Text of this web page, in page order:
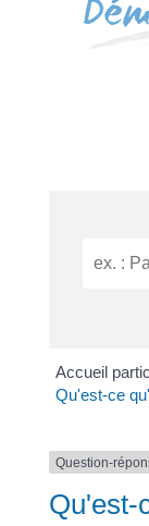
Accueil
Qu'est-ce
Question-
Qu'est-